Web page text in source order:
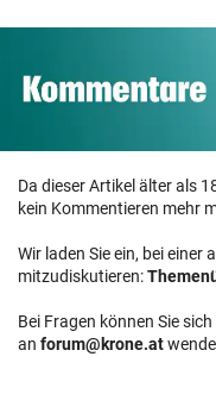
Da dieser Artikel älter als
kein Kommentieren mehr
Wir laden Sie ein, bei
mitzudiskutieren:
Bei Fragen können Sie
an forum@krone.at